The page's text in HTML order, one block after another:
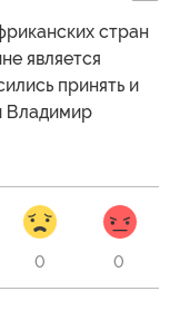
стран
является
принять и
Владимир
0 0